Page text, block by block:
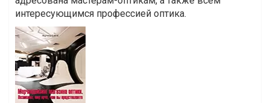
интересующимся профессией оптика.